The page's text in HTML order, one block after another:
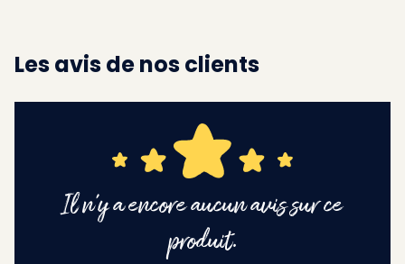
Les avis de nos clients
Il n'y a encore aucun avis sur ce
produit.